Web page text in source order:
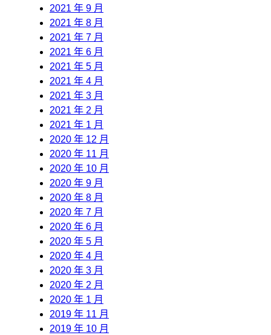
2021 年 9 月
2021 年 8 月
2021 年 7 月
2021 年 6 月
2021 年 5 月
2021 年 4 月
2021 年 3 月
2021 年 2 月
2021 年 1 月
2020 年 12 月
2020 年 11 月
2020 年 10 月
2020 年 9 月
2020 年 8 月
2020 年 7 月
2020 年 6 月
2020 年 5 月
2020 年 4 月
2020 年 3 月
2020 年 2 月
2020 年 1 月
2019 年 11 月
2019 年 10 月